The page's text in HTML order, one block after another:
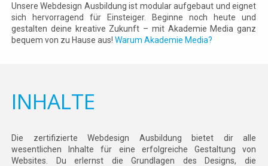
Unsere Webdesign Ausbildung ist modular aufgebaut und eignet
sich hervorragend für Einsteiger. Beginne noch heute und
gestalten deine kreative Zukunft – mit Akademie Media ganz
bequem von zu Hause aus! Warum Akademie Media?
INHALTE
Die zertifizierte Webdesign Ausbildung bietet dir alle
wesentlichen Inhalte für eine erfolgreiche Gestaltung von
Websites. Du erlernst die Grundlagen des Designs, die